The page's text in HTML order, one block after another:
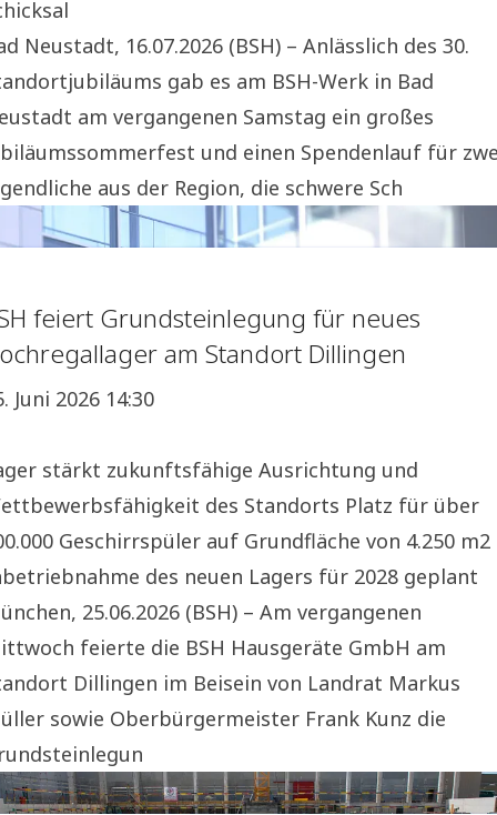
Neustadt, 16.07.2026 (BSH) – Anlässlich des 30.
gab es am BSH-Werk in Bad
am vergangenen Samstag ein großes
und einen Spendenlauf für
aus der Region, die schwere Sch
feiert Grundsteinlegung für neues
am Standort Dillingen
Juni 2026 14:30
stärkt zukunftsfähige Ausrichtung und
des Standorts Platz für über
Geschirrspüler auf Grundfläche von 4.250 m2
des neuen Lagers für 2028 geplant
25.06.2026 (BSH) – Am vergangenen
feierte die BSH Hausgeräte GmbH am
Dillingen im Beisein von Landrat Markus
sowie Oberbürgermeister Frank Kunz die